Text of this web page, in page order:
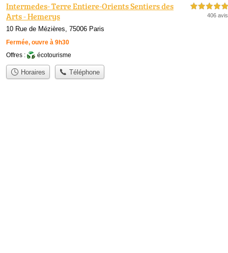
Intermedes- Terre Entiere-Orients Sentiers des
Arts - Hemerys
10 Rue de Mézières, 75006 Paris
Fermée, ouvre à 9h30
5,0 étoiles sur 5
406 avis
Offres : écotourisme
Horaires Téléphone